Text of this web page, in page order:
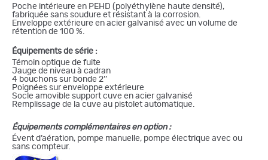
Poche intérieure en PEHD (polyéthylène haute densité),
fabriquée sans soudure et résistant à la corrosion.
Enveloppe extérieure en acier galvanisé avec un volume de
rétention de 100 %.
Équipements de série :
Témoin optique de fuite
Jauge de niveau à cadran
4 bouchons sur bonde 2’’
Poignées sur enveloppe extérieure
Socle amovible support cuve en acier galvanisé
Remplissage de la cuve au pistolet automatique.
Équipements complémentaires en option :
Évent d’aération, pompe manuelle, pompe électrique avec ou
sans compteur.